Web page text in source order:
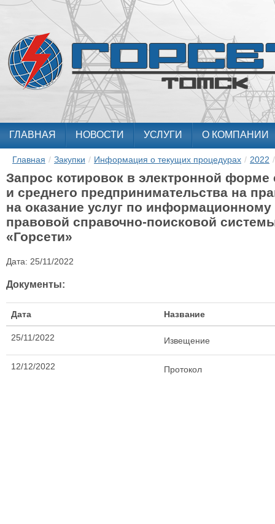
ГЛАВНАЯ НОВОСТИ УСЛУГИ О КОМПАНИИ
Главная / Закупки / Информация о текущих процедурах / 2022 /
Запрос котировок в электронной форме
и среднего предпринимательства на
на оказание услуг по
правовой справочно-поисковой
«Горсети»
Дата: 25/11/2022
Документы:
Дата Название
25/11/2022 Извещение
12/12/2022 Протокол